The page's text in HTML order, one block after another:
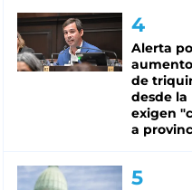
Alerta
de
desde la
exigen
a